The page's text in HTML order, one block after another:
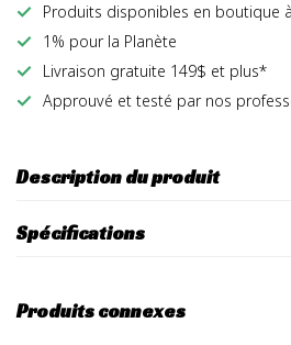
Produits disponibles en boutique
1% pour la Planète
Livraison gratuite 149$ et plus*
Approuvé et testé par nos
Description du produit
Spécifications
Produits connexes